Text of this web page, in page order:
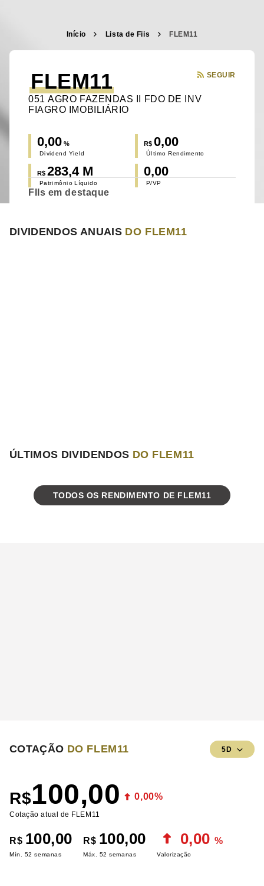
Início Lista de Fiis FLEM11
FLEM11
051 AGRO FAZENDAS II FDO DE INV
FIAGRO IMOBILIÁRIO
SEGUIR
0,00 %
Dividend Yield
R$ 0,00
Último Rendimento
R$ 283,4 M
Patrimônio Líquido
0,00
P/VP
FIIs em destaque
DIVIDENDOS ANUAIS DO FLEM11
ÚLTIMOS DIVIDENDOS DO FLEM11
TODOS OS RENDIMENTO DE FLEM11
COTAÇÃO DO FLEM11 5D
R$100,00 0,00%
Cotação atual de FLEM11
R$ 100,00
Mín. 52 semanas
R$ 100,00
Máx. 52 semanas
0,00%
Valorização